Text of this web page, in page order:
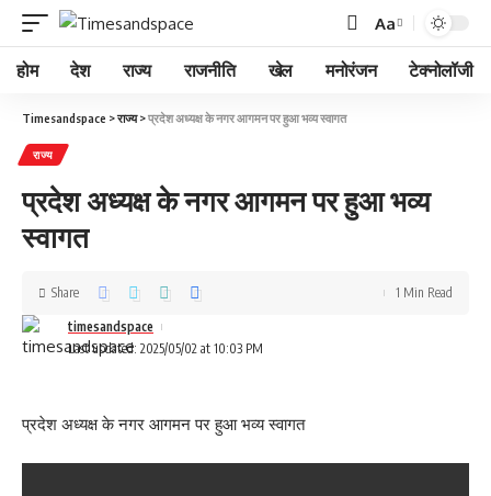
Aa
होम देश राज्य राजनीति खेल मनोरंजन टेक्नोलॉजी
Timesandspace >राज्य>प्रदेश अध्यक्ष के नगर आगमन पर हुआ भव्य स्वागत
राज्य
प्रदेश अध्यक्ष के नगर आगमन पर हुआ भव्य
स्वागत
Last updated: 2025/05/02 at 10:03 PM
timesandspace
Share 1 Min Read
प्रदेश अध्यक्ष के नगर आगमन पर हुआ भव्य स्वागत